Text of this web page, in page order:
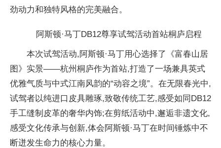
劲动力和独特风格的完美融合。
阿斯顿·马丁DB12尊享试驾活动首站桐庐启程
本次试驾活动,阿斯顿·马丁用心选择了《富春山居
图》实景——杭州桐庐作为首站,打造了一场兼具英式
优雅气质与中式江南风韵的“动容之境”。在无限春光中,
试驾者以纯进口皮具雕琢,致敬传统工艺,感受如同DB12
手工缝制皮革的奢华内饰;在剪纸活动中,邂逅非遗文化,
感受文化传承与创新,体会阿斯顿·马丁在时间锤炼中不
断迸发生命力的核心力量。